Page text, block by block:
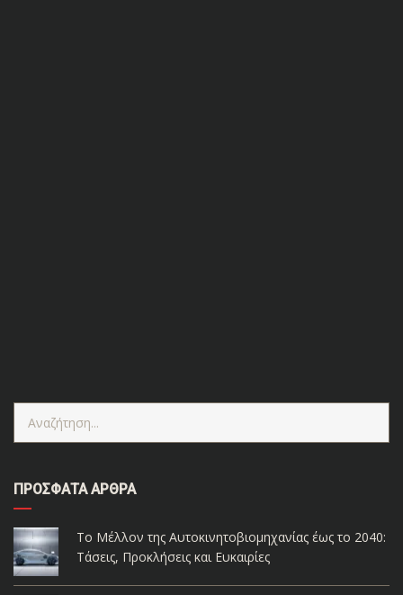
ΠΡΌΣΦΑΤΑ ΆΡΘΡΑ
Το Μέλλον της Αυτοκινητοβιομηχανίας έως το 2040:
Τάσεις, Προκλήσεις και Ευκαιρίες